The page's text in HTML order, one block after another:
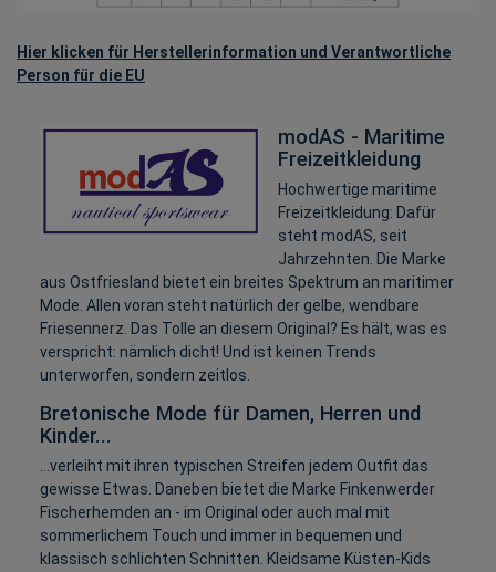
Hier klicken für Herstellerinformation und Verantwortliche
Person für die EU
modAS - Maritime
Freizeitkleidung
Hochwertige maritime
Freizeitkleidung: Dafür
steht modAS, seit
Jahrzehnten. Die Marke
aus Ostfriesland bietet ein breites Spektrum an maritimer
Mode. Allen voran steht natürlich der gelbe, wendbare
Friesennerz. Das Tolle an diesem Original? Es hält, was es
verspricht: nämlich dicht! Und ist keinen Trends
unterworfen, sondern zeitlos.
Bretonische Mode für Damen, Herren und
Kinder...
...verleiht mit ihren typischen Streifen jedem Outfit das
gewisse Etwas. Daneben bietet die Marke Finkenwerder
Fischerhemden an - im Original oder auch mal mit
sommerlichem Touch und immer in bequemen und
klassisch schlichten Schnitten. Kleidsame Küsten-Kids